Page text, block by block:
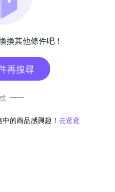
換其他條件吧！
再搜尋
的商品感興趣！ 去逛逛